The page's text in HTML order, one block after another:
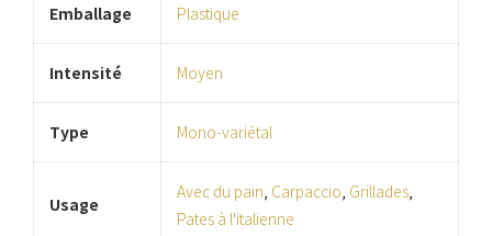
Emballage Plastique
Intensité Moyen
Type Mono-variétal
Usage
Avec du pain Carpaccio Grillades
Pates à l'italienne